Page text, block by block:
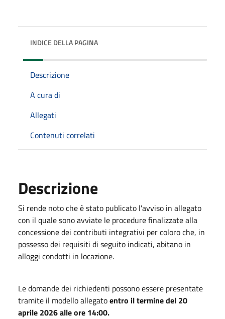
INDICE DELLA PAGINA
Descrizione
A cura di
Allegati
Contenuti correlati
Descrizione
Si rende noto che è stato publicato l'avviso in allegato
con il quale sono avviate le procedure finalizzate alla
concessione dei contributi integrativi per coloro che, in
possesso dei requisiti di seguito indicati, abitano in
alloggi condotti in locazione.
Le domande dei richiedenti possono essere presentate
tramite il modello allegatoentro il termine del 20
aprile 2026 alle ore 14:00.